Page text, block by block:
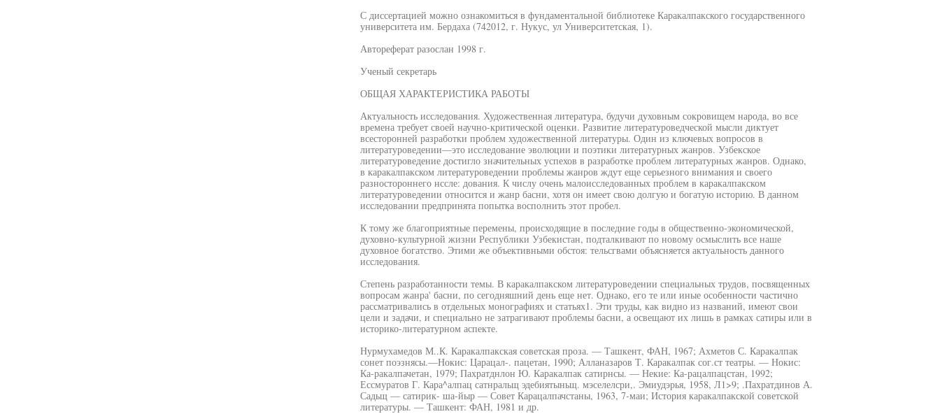
С диссертацией можно ознакомиться в фундаментальной библиотеке Каракалпакского государственного
университета им. Бердаха (742012, г. Нукус, ул Университетская, 1).
Автореферат разослан 1998 г.
Ученый секретарь
ОБЩАЯ ХАРАКТЕРИСТИКА РАБОТЫ
Актуальность исследования. Художественная литература, будучи духовным сокровищем народа, во все
времена требует своей научно-критической оценки. Развитие литературоведческой мысли диктует
всесторонней разработки проблем художественной литературы. Один из ключевых вопросов в
литературоведении—это исследование эволюции и поэтики литературных жанров. Узбекское
литературоведение достигло значительных успехов в разработке проблем литературных жанров. Однако,
в каракалпакском литературоведении проблемы жанров ждут еще серьезного внимания и своего
разностороннего нссле: дования. К числу очень малоисследованных проблем в каракалпакском
литературоведении относится и жанр басни, хотя он имеет свою долгую и богатую историю. В данном
исследовании предпринята попытка восполнить этот пробел.
К тому же благоприятные перемены, происходящие в последние годы в общественно-экономической,
духовно-культурной жизни Республики Узбекистан, подталкивают по новому осмыслить все наше
духовное богатство. Этими же объективными обстоя: тельсгвами объясняется актуальность данного
исследования.
Степень разработанности темы. В каракалпакском литературоведении специальных трудов, посвященных
вопросам жанра' басни, по сегодняшний день еще нет. Однако, его те или иные особенности частично
рассматривались в отдельных монографиях и статьях1. Эти труды, как видно из названий, имеют свои
цели и задачи, и специально не затрагивают проблемы басни, а освещают их лишь в рамках сатиры или в
историко-литературном аспекте.
Нурмухамедов М..К. Каракалпакская советская проза. — Ташкент, ФАН, 1967; Ахметов С. Каракалпак
сонет поэзнясы.—Нокис: Царацал-. пацетан, 1990; Алланазаров Т. Каракалпак сог.ст театры. — Нокис:
Ка-ракалпачетан, 1979; Пахратднлон Ю. Каракалпак сатирнсы. — Некие: Ка-рацалпацстан, 1992;
Ессмуратов Г. Кара^алпац сатнральщ эдебиятыньщ. мэселелсри,. Эмиудэрья, 1958, Л1>9; .Пахратдинов А.
Садьщ — сатирик- ша-йыр — Совет Карацалпачстаны, 1963, 7-маи; История каракалпакской советской
литературы. — Ташкент: ФАН, 1981 и др.